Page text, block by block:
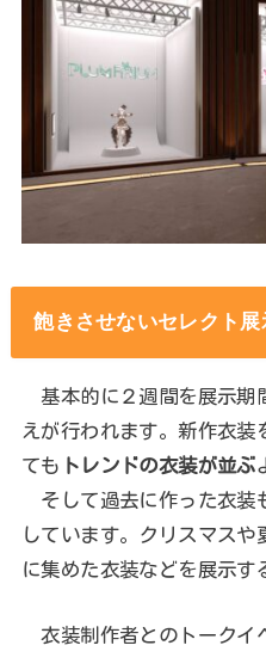
飽きさせないセレクト
基本的に２週間を展示期
えが行われます。新作衣
ても トレンドの衣装が並ぶ
そして過去に作った衣装
しています。クリスマスや
に集めた衣装などを展示す
衣装制作者とのトークイ